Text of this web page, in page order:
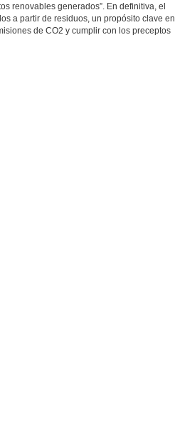
renovables generados”. En definitiva, el
a partir de residuos, un propósito clave en
de CO2 y cumplir con los preceptos